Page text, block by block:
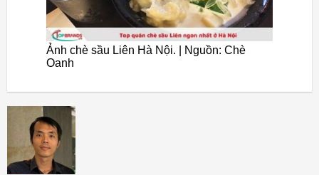
Ảnh chè sầu Liên Hà Nội. | Nguồn: Chè
Oanh